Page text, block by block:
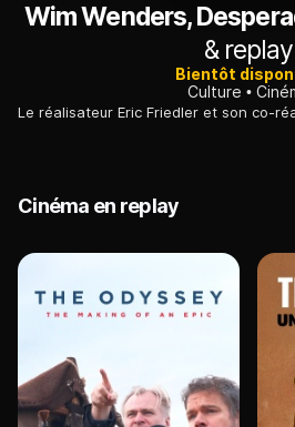
Wim Wenders,
& replay
Bientôt
Culture
Cinéma en replay